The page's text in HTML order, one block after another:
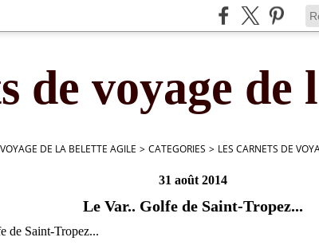
de voyage de
DE LA BELETTE AGILE > CATEGORIES > LES CARNETS DE
31 août 2014
Le Var.. Golfe de Saint-Tropez...